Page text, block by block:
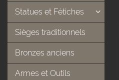
Statues et Fétiches
Sièges traditionnels
Bronzes anciens
Armes et Outils